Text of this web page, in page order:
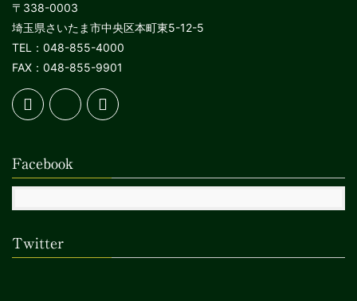
〒338-0003
埼玉県さいたま市中央区本町東5-12-5
TEL：048-855-4000
FAX：048-855-9901
Facebook
Twitter